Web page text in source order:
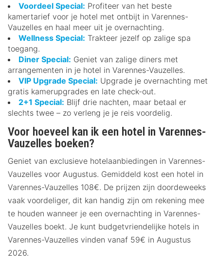
Voordeel Special: Profiteer van het beste
kamertarief voor je hotel met ontbijt in Varennes-
Vauzelles en haal meer uit je overnachting.
Wellness Special: Trakteer jezelf op zalige spa
toegang.
Diner Special: Geniet van zalige diners met
arrangementen in je hotel in Varennes-Vauzelles.
VIP Upgrade Special: Upgrade je overnachting met
gratis kamerupgrades en late check-out.
2+1 Special: Blijf drie nachten, maar betaal er
slechts twee – zo verleng je je reis voordelig.
Voor hoeveel kan ik een hotel in Varennes-
Vauzelles boeken?
Geniet van exclusieve hotelaanbiedingen in Varennes-
Vauzelles voor Augustus. Gemiddeld kost een hotel in
Varennes-Vauzelles 108€. De prijzen zijn doordeweeks
vaak voordeliger, dit kan handig zijn om rekening mee
te houden wanneer je een overnachting in Varennes-
Vauzelles boekt. Je kunt budgetvriendelijke hotels in
Varennes-Vauzelles vinden vanaf 59€ in Augustus
2026.